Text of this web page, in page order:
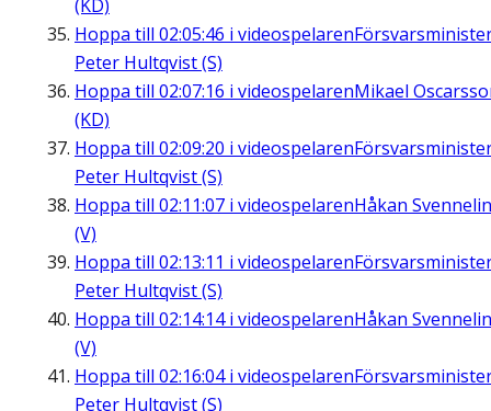
(KD)
Hoppa till 02:05:46 i videospelaren
Peter Hultqvist (S)
Hoppa till 02:07:16 i videospelarenMikael
(KD)
Hoppa till 02:09:20 i videospelaren
Peter Hultqvist (S)
Hoppa till 02:11:07 i videospelarenHåkan
(V)
Hoppa till 02:13:11 i videospelaren
Peter Hultqvist (S)
Hoppa till 02:14:14i videospelarenHåkan
(V)
Hoppa till 02:16:04i videospelaren
Peter Hultqvist (S)